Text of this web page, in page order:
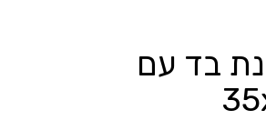
בד עם